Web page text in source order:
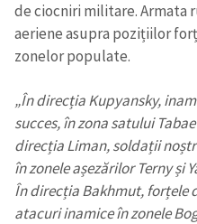
de ciocniri militare. Armata
aeriene asupra pozițiilor
zonelor populate.
„În direcția Kupyansky,
succes, în zona satului
direcția Liman, soldații
în zonele așezărilor Terny și
În direcția Bakhmut, forțele
atacuri inamice în zonele